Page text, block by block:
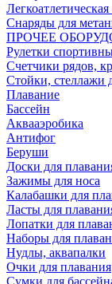
Снаряды для
ПРОЧЕЕ
Рулетки
Счетчики рядов,
Стойки, стеллажи
Плавание
Бассейн
Аквааэробика
Антифог
Беруши
Доски для
Зажимы для носа
Калабашки для
Ласты для
Лопатки для
Наборы для
Нудлы, аквапалки
Очки для плавания
Сумки для